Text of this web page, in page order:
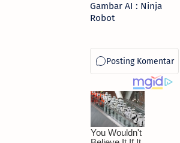
Gambar AI : Ninja
Robot